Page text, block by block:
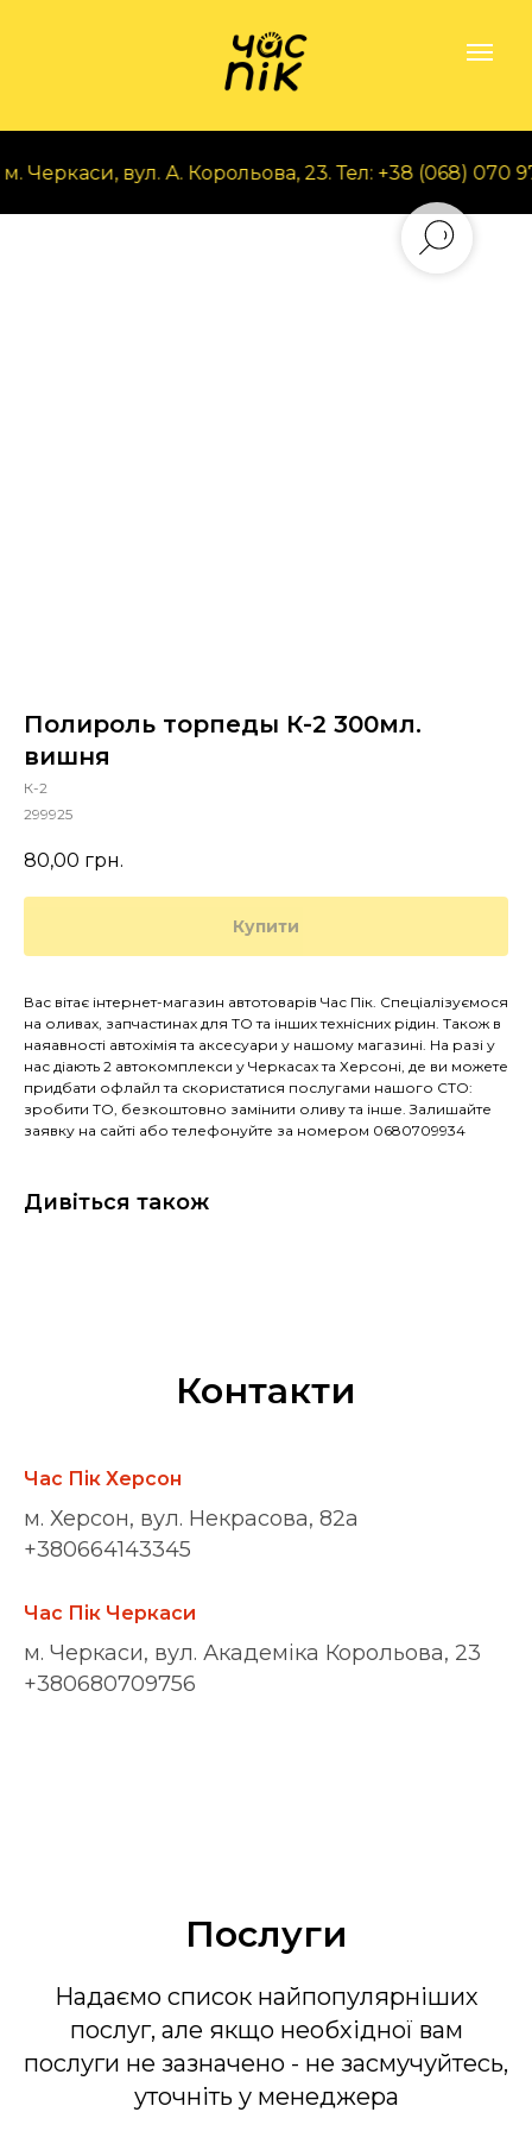
вул. А. Корольова, 23. Тел: +38 (068) 070 97
Полироль торпеды К-2 300мл.
вишня
К-2
299925
80,00 грн.
Купити
Вас вітає інтернет-магазин автотоварів Час Пік. Спеціалізуємося
на оливах, запчастинах для ТО та інших технісних рідин. Також в
наяавності автохімія та аксесуари у нашому магазині. На разі у
нас діають 2 автокомплекси у Черкасах та Херсоні, де ви можете
придбати офлайл та скористатися послугами нашого СТО:
зробити ТО, безкоштовно замінити оливу та інше. Залишайте
заявку на сайті або телефонуйте за номером 0680709934
Дивіться також
Контакти
Час Пік Херсон
м. Херсон, вул. Некрасова, 82а
+380664143345
Час Пік Черкаси
м. Черкаси, вул. Академіка Корольова, 23
+380680709756
Послуги
Надаємо список найпопулярніших
послуг, але якщо необхідної вам
послуги не зазначено - не засмучуйтесь,
уточніть у менеджера